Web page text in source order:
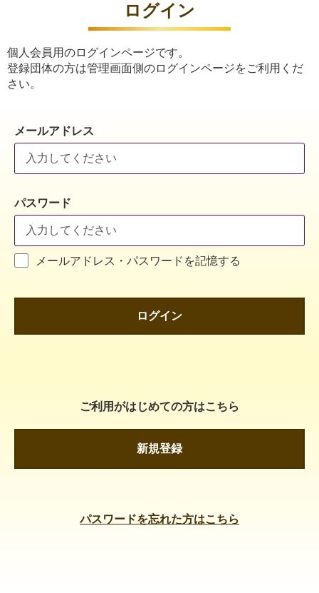
ログイン
個人会員用のログインページです。
登録団体の方は管理画面側のログインページをご利用くだ
さい。
メールアドレス
パスワード
メールアドレス・パスワードを記憶する
ログイン
ご利用がはじめての方はこちら
新規登録
パスワードを忘れた方はこちら